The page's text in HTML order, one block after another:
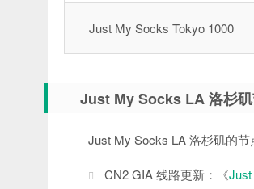
Just My Socks Tokyo 1000
Just My Socks LA 洛杉
Just My Socks LA 洛杉矶的节
CN2 GIA 线路更新：《